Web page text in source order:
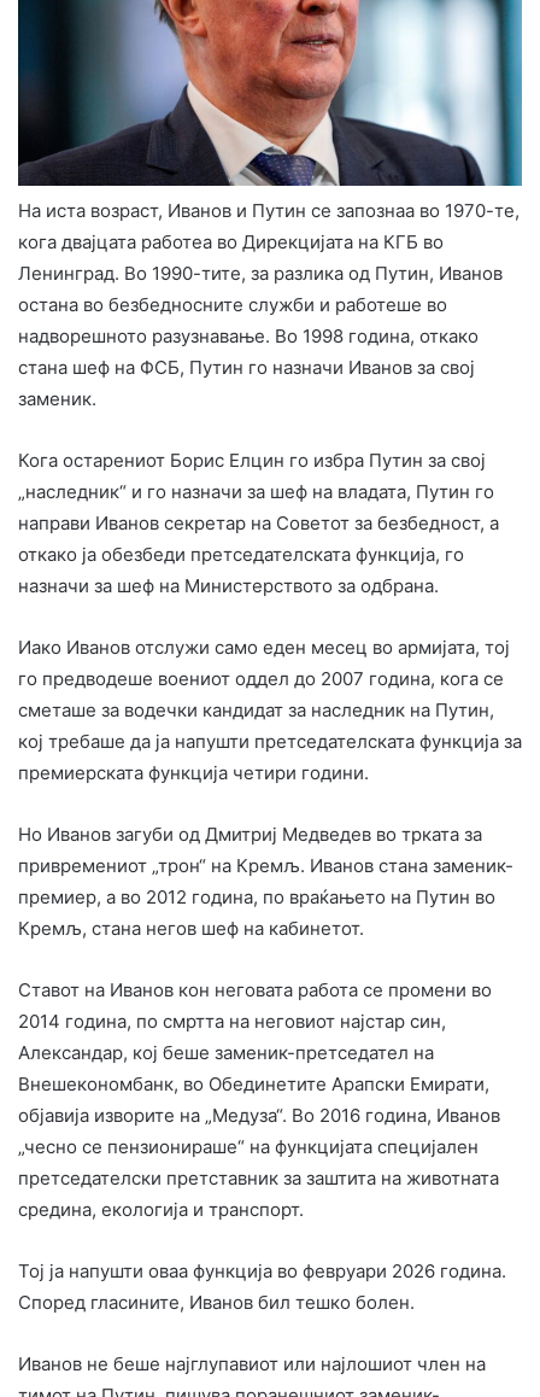
На иста возраст, Иванов и Путин се запознаа во 1970-те,
кога двајцата работеа во Дирекцијата на КГБ во
Ленинград. Во 1990-тите, за разлика од Путин, Иванов
остана во безбедносните служби и работеше во
надворешното разузнавање. Во 1998 година, откако
стана шеф на ФСБ, Путин го назначи Иванов за свој
заменик.
Кога остарениот Борис Елцин го избра Путин за свој
„наследник“ и го назначи за шеф на владата, Путин го
направи Иванов секретар на Советот за безбедност, а
откако ја обезбеди претседателската функција, го
назначи за шеф на Министерството за одбрана.
Иако Иванов отслужи само еден месец во армијата, тој
го предводеше воениот оддел до 2007 година, кога се
сметаше за водечки кандидат за наследник на Путин,
кој требаше да ја напушти претседателската функција за
премиерската функција четири години.
Но Иванов загуби од Дмитриј Медведев во трката за
привремениот „трон“ на Кремљ. Иванов стана заменик-
премиер, а во 2012 година, по враќањето на Путин во
Кремљ, стана негов шеф на кабинетот.
Ставот на Иванов кон неговата работа се промени во
2014 година, по смртта на неговиот најстар син,
Александар, кој беше заменик-претседател на
Внешекономбанк, во Обединетите Арапски Емирати,
објавија изворите на „Медуза“. Во 2016 година, Иванов
„чесно се пензионираше“ на функцијата специјален
претседателски претставник за заштита на животната
средина, екологија и транспорт.
Тој ја напушти оваа функција во февруари 2026 година.
Според гласините, Иванов бил тешко болен.
Иванов не беше најглупавиот или најлошиот член на